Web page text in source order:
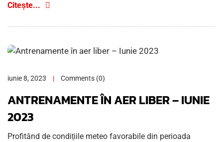
Citește...
iunie 8, 2023 Comments (0)
ANTRENAMENTE ÎN AER LIBER – IUNIE
2023
Profitând de condițiile meteo favorabile din perioada